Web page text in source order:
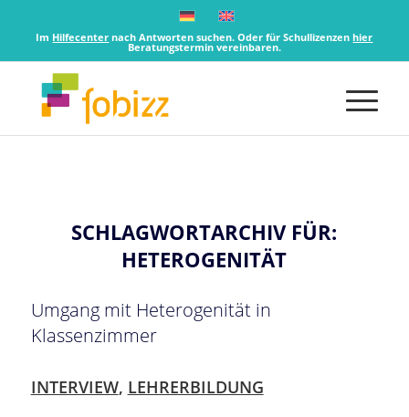
Im Hilfecenter nach Antworten suchen. Oder für Schullizenzenhier
Beratungstermin vereinbaren.
SCHLAGWORTARCHIV FÜR:
HETEROGENITÄT
Umgang mit Heterogenität in
Klassenzimmer
INTERVIEW, LEHRERBILDUNG